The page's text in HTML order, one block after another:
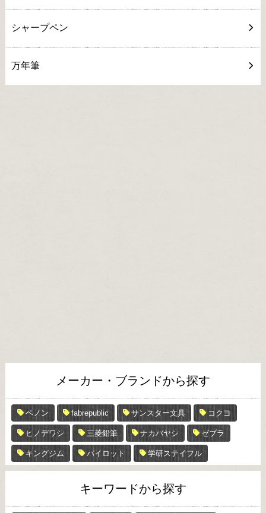
シャープペン
万年筆
メーカー・ブランドから探す
ペノン fabrepublic サンスター文具 コクヨ
ヒノデワシ 三菱鉛筆 ナカバヤシ ゼブラ
キングジム パイロット 学研ステイフル
キーワードから探す